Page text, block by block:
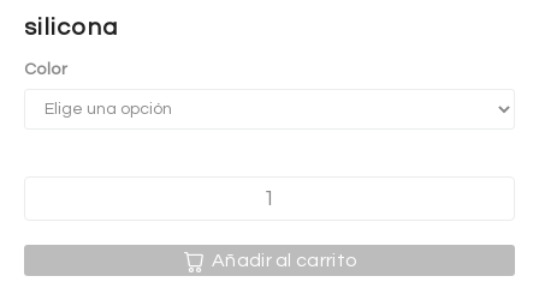
silicona
Color
Añadir al carrito